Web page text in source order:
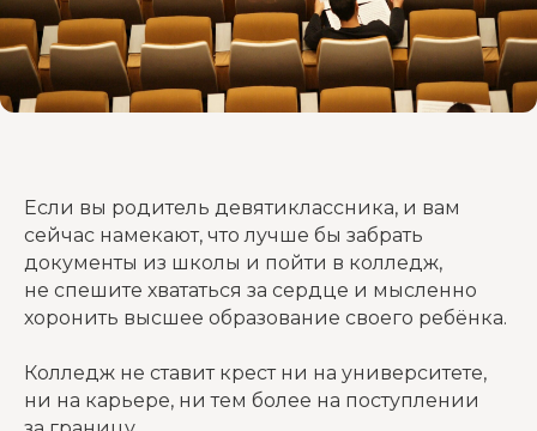
Если вы родитель девятиклассника, и вам
сейчас намекают, что лучше бы забрать
документы из школы и пойти в колледж,
не спешите хвататься за сердце и мысленно
хоронить высшее образование своего ребёнка.
Колледж не ставит крест ни на университете,
ни на карьере, ни тем более на поступлении